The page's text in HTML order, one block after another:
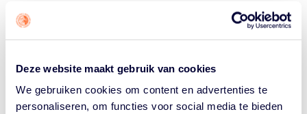
Deze website maakt gebruik van cookies
We gebruiken cookies om content en advertenties te
personaliseren, om functies voor social media te bieden
gehad om te kijken of ik mee zou kunnen trainen, maar
toen paste het niet met school. Nu vroeg hij of ik
interesse had in het WK U23. Natuurlijk zeg je dan geen
Slagter eind september op het WK, haar eerste 3×3